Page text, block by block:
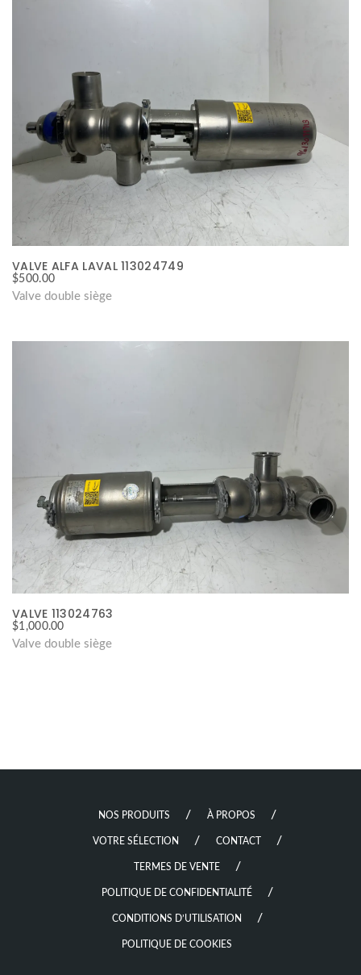
VALVE ALFA LAVAL 113024749
$500.00
Valve double siège
VALVE 113024763
$1,000.00
Valve double siège
NOS PRODUITS À PROPOS
VOTRE SÉLECTION CONTACT
TERMES DE VENTE
POLITIQUE DE CONFIDENTIALITÉ
CONDITIONS D’UTILISATION
POLITIQUE DE COOKIES